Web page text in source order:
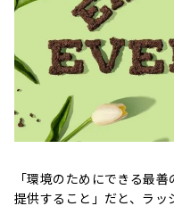
「環境のためにできる最
提供すること」だと、ラッ